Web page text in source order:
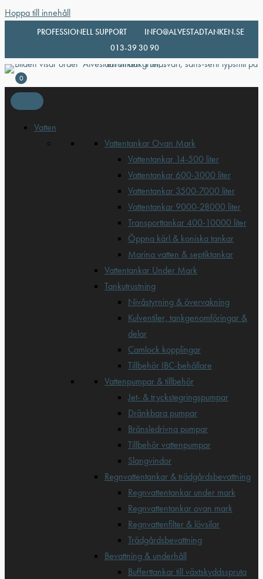
Hoppa till innehåll
PROFESSIONELL SUPPORT
INFO@ALVESTADTANKEN.SE
013-39 30 90
0
Vatten
Vattentankar Ovan Mark
Vattentankar 14-500 liter
Vattentankar 600-3000 liter
Vattentankar 3500-7000 liter
Vattentankar 9000-28000 liter
Transporttankar 400-10000 liter
Öppna kärl & koniska tankar
Marina vatten & septiktankar
Vattentankar Under Mark
Tankutrustning
Nivåstyrning & övervakning
Kulventiler, tankgenomföringar &
delar
Camlock kopplingar
Tillbehör IBC-behållare
Vattenpumpar & tillbehör
Jet- & tryckstegringspumpar
Dränkbara pumpar
Bränsledrivna pumpar
Tillbehör vattenpumpar
Slangvindor
Regnvattentankar & trädgårdsbevattning
Regnvattentankar under mark
Regnvattentankar ovan mark
Regnvattenfilter & lövsilar
Trädgårdsbevattning
Bevattning & underhåll
Bufferttankar till växtskyddsspruta